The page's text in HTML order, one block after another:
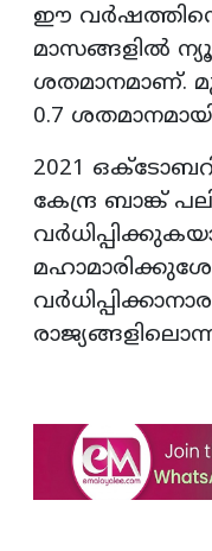
ഈ
മാസങ്ങളില്‍
ശതമാനമാണ്.
0.7
2021
കേന്ദ്ര ബാങ്ക്